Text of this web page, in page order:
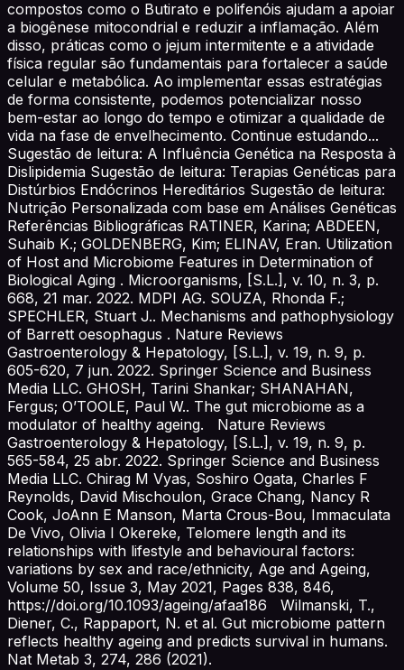
compostos como o Butirato e polifenóis ajudam a apoiar
a biogênese mitocondrial e reduzir a inflamação. Além
disso, práticas como o jejum intermitente e a atividade
física regular são fundamentais para fortalecer a saúde
celular e metabólica. Ao implementar essas estratégias
de forma consistente, podemos potencializar nosso
bem-estar ao longo do tempo e otimizar a qualidade de
vida na fase de envelhecimento. Continue estudando...
Sugestão de leitura: A Influência Genética na Resposta à
Dislipidemia Sugestão de leitura: Terapias Genéticas para
Distúrbios Endócrinos Hereditários Sugestão de leitura:
Nutrição Personalizada com base em Análises Genéticas
Referências Bibliográficas RATINER, Karina; ABDEEN,
Suhaib K.; GOLDENBERG, Kim; ELINAV, Eran. Utilization
of Host and Microbiome Features in Determination of
Biological Aging . Microorganisms, [S.L.], v. 10, n. 3, p.
668, 21 mar. 2022. MDPI AG. SOUZA, Rhonda F.;
SPECHLER, Stuart J.. Mechanisms and pathophysiology
of Barrett oesophagus . Nature Reviews
Gastroenterology & Hepatology, [S.L.], v. 19, n. 9, p.
605-620, 7 jun. 2022. Springer Science and Business
Media LLC. GHOSH, Tarini Shankar; SHANAHAN,
Fergus; O’TOOLE, Paul W.. The gut microbiome as a
modulator of healthy ageing. Nature Reviews
Gastroenterology & Hepatology, [S.L.], v. 19, n. 9, p.
565-584, 25 abr. 2022. Springer Science and Business
Media LLC. Chirag M Vyas, Soshiro Ogata, Charles F
Reynolds, David Mischoulon, Grace Chang, Nancy R
Cook, JoAnn E Manson, Marta Crous-Bou, Immaculata
De Vivo, Olivia I Okereke, Telomere length and its
relationships with lifestyle and behavioural factors:
variations by sex and race/ethnicity, Age and Ageing,
Volume 50, Issue 3, May 2021, Pages 838, 846,
https://doi.org/10.1093/ageing/afaa186 Wilmanski, T.,
Diener, C., Rappaport, N. et al. Gut microbiome pattern
reflects healthy ageing and predicts survival in humans.
Nat Metab 3, 274, 286 (2021).